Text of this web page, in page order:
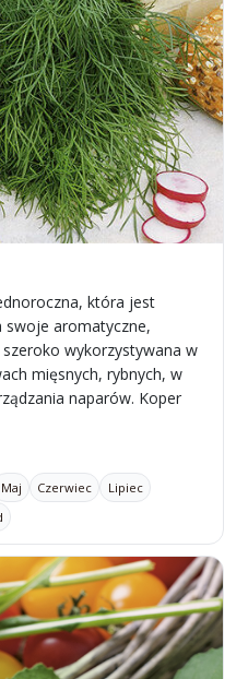
która jest
swoje aromatyczne,
wykorzystywana w
mięsnych, rybnych, w
naparów. Koper
Maj Czerwiec
Lipiec